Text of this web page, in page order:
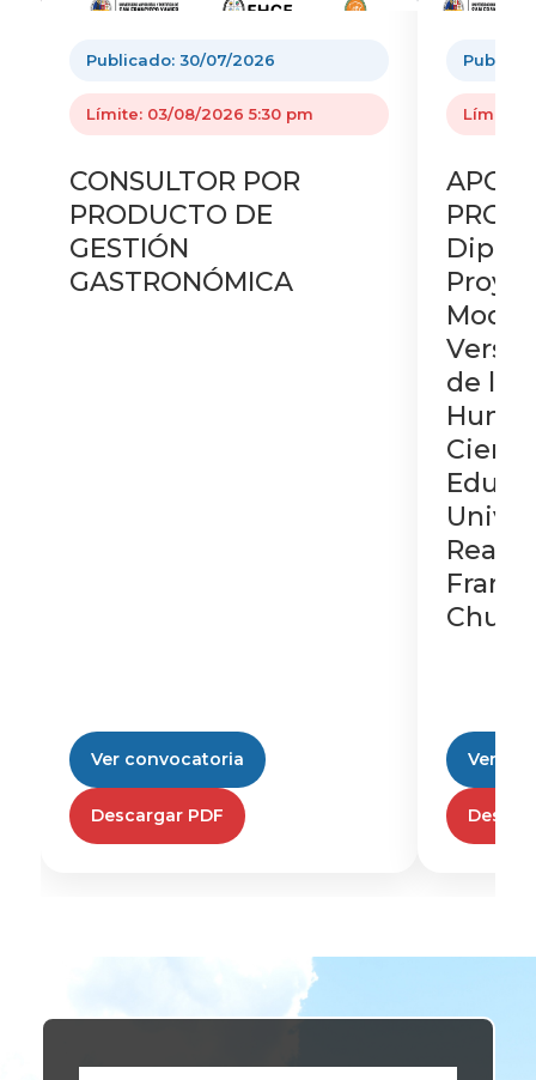
Publicado: 30/07/2026
Límite: 03/08/2026 5:30 pm
CONSULTOR POR
PRODUCTO DE
GESTIÓN
GASTRONÓMICA
Ver convocatoria
Descargar PDF
Límite:
de la
Real
Ver